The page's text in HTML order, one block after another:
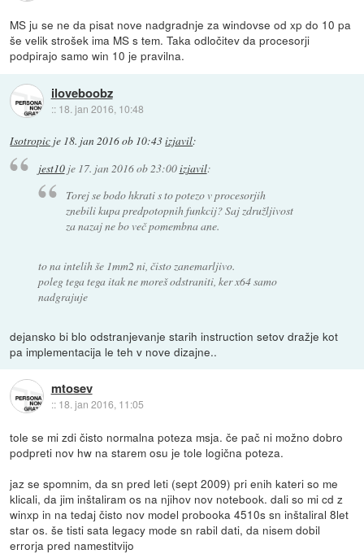
MS ju se ne da pisat nove nadgradnje za windovse od xp do 10 pa
še velik strošek ima MS s tem. Taka odločitev da procesorji
podpirajo samo win 10 je pravilna.
iloveboobz
:: 18. jan 2016, 10:48
Isotropic je 18. jan 2016 ob 10:43izjavil:
jest10je 17. jan 2016 ob 23:00izjavil:
Torej se bodo hkrati s to potezo v procesorjih
znebili kupa predpotopnih funkcij? Saj združljivost
za nazaj ne bo več pomembna ane.
to na intelih še 1mm2 ni, čisto zanemarljivo.
poleg tega tega itak ne moreš odstraniti, ker x64 samo
nadgrajuje
dejansko bi blo odstranjevanje starih instruction setov dražje kot
pa implementacija le teh v nove dizajne..
mtosev
:: 18. jan 2016, 11:05
tole se mi zdi čisto normalna poteza msja. če pač ni možno dobro
podpreti nov hw na starem osu je tole logična poteza.
jaz se spomnim, da sn pred leti (sept 2009) pri enih kateri so me
klicali, da jim inštaliram os na njihov nov notebook. dali so mi cd z
winxp in na tedaj čisto nov model probooka 4510s sn inštaliral 8let
star os. še tisti sata legacy mode sn rabil dati, da nisem dobil
errorja pred namestitvijo